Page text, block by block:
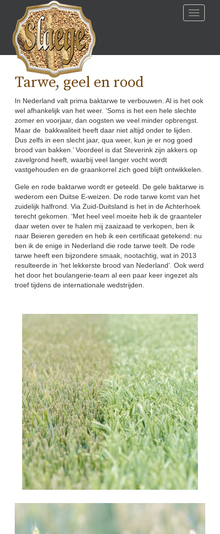
content
Toggle
Tarwe, geel en rood
In Nederland valt prima baktarwe te verbouwen. Al is het ook
wel afhankelijk van het weer. ‘Soms is het een hele slechte
zomer en voorjaar, dan oogsten we veel minder opbrengst.
Maar de bakkwaliteit heeft daar niet altijd onder te lijden.
Dus zelfs in een slecht jaar, qua weer, kun je er nog goed
brood van bakken.’ Voordeel is dat Steverink zijn akkers op
zavelgrond heeft, waarbij veel langer vocht wordt
vastgehouden en de graankorrel zich goed blijft ontwikkelen.
Gele en rode baktarwe wordt er geteeld. De gele baktarwe is
wederom een Duitse E-weizen. De rode tarwe komt van het
zuidelijk halfrond. Via Zuid-Duitsland is het in de Achterhoek
terecht gekomen. ‘Met heel veel moeite heb ik de graanteler
daar weten over te halen mij zaaizaad te verkopen, ben ik
naar Beieren gereden en heb ik een certificaat getekend: nu
ben ik de enige in Nederland die rode tarwe teelt. De rode
tarwe heeft een bijzondere smaak, nootachtig, wat in 2013
resulteerde in ‘het lekkerste brood van Nederland’. Ook werd
het door het boulangerie-team al een paar keer ingezet als
troef tijdens de internationale wedstrijden.